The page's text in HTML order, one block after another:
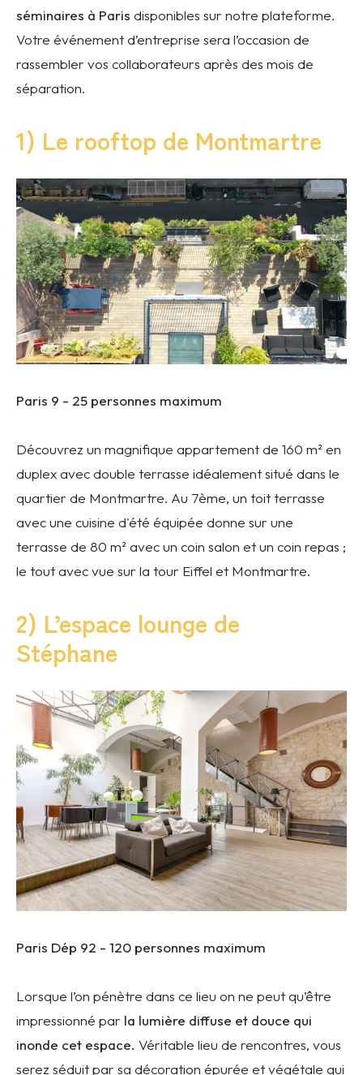
séminaires à Paris disponibles sur notre plateforme.
Votre événement d’entreprise sera l’occasion de
rassembler vos collaborateurs après des mois de
séparation.
1) Le rooftop de Montmartre
Paris 9 - 25 personnes maximum
Découvrez un magnifique appartement de 160 m² en
duplex avec double terrasse idéalement situé dans le
quartier de Montmartre. Au 7ème, un toit terrasse
avec une cuisine d'été équipée donne sur une
terrasse de 80 m² avec un coin salon et un coin repas ;
le tout avec vue sur la tour Eiffel et Montmartre.
2) L’espace lounge de
Stéphane
Paris Dép 92 - 120 personnes maximum
Lorsque l’on pénètre dans ce lieu on ne peut qu’être
impressionné par la lumière diffuse et douce qui
inonde cet espace. Véritable lieu de rencontres, vous
serez séduit par sa décoration épurée et végétale qui